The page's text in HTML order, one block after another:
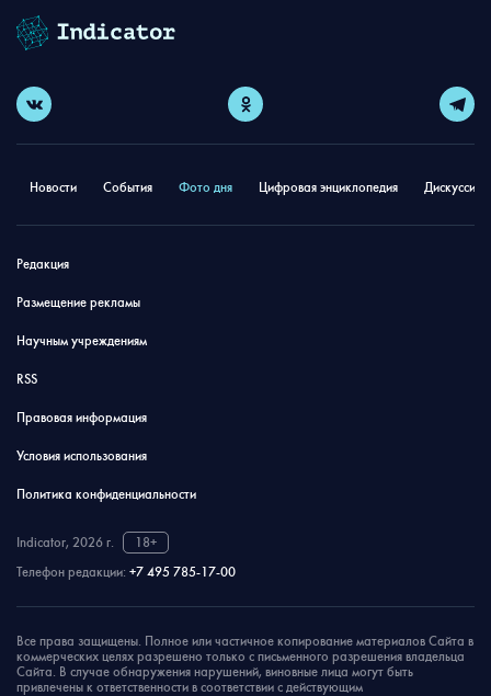
Новости События Фото дня Цифровая энциклопедия
Редакция
Размещение рекламы
Научным учреждениям
RSS
Правовая информация
Условия использования
Политика конфиденциальности
Indicator, 2026 г.
18+
Телефон редакции: +7 495 785-17-00
Все права защищены. Полное или частичное копирование материалов Сайта в
коммерческих целях разрешено только с письменного разрешения владельца
Сайта. В случае обнаружения нарушений, виновные лица могут быть
привлечены к ответственности в соответствии с действующим